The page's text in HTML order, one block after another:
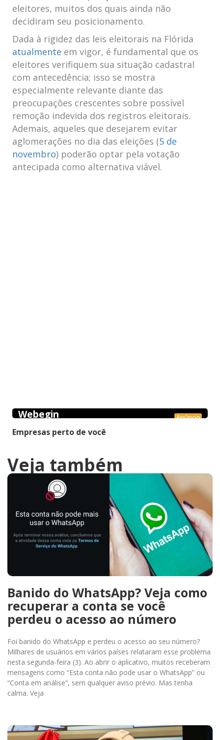
eleitores,⁢ muitos dos quais ainda‍ não
decidiram seu posicionamento.
Dada à rigidez das leis eleitorais na Flórida
atualmente em vigor, é fundamental ‌que os
eleitores verifiquem sua situação cadastral
com ‌antecedência; isso se mostra
especialmente relevante diante das
preocupações crescentes ​sobre possível
remoção indevida dos registros eleitorais.
Ademais, aqueles que desejarem evitar
aglomerações‌ no⁣ dia das eleições (5 de
novembro) poderão ⁤optar‌ pela votação
antecipada como⁤ alternativa viável.
Anúncio
Webegin
Empresas perto de você
Veja também
Banido do WhatsApp? Veja como
recuperar a conta se você
perdeu o acesso ao número
Foi banido do WhatsApp e perdeu o acesso ao seu número?
Milhares de usuários em vários países relataram esse problema
nesta segunda-feira (3). Ao abrir o aplicativo, muitos receberam
mensagens como “Esta conta não pode usar o WhatsApp” ou
“Conta em análise”, sem qualquer aviso prévio. Mas tenha
calma. Veja